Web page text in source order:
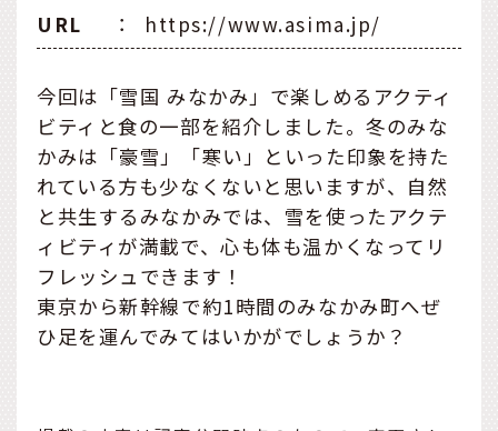
URL
： https://www.asima.jp/
今回は「雪国 みなかみ」で楽しめるアクティ
ビティと食の一部を紹介しました。冬のみな
かみは「豪雪」「寒い」といった印象を持た
れている方も少なくないと思いますが、自然
と共生するみなかみでは、雪を使ったアクテ
ィビティが満載で、心も体も温かくなってリ
フレッシュできます！
東京から新幹線で約1時間のみなかみ町へぜ
ひ足を運んでみてはいかがでしょうか？